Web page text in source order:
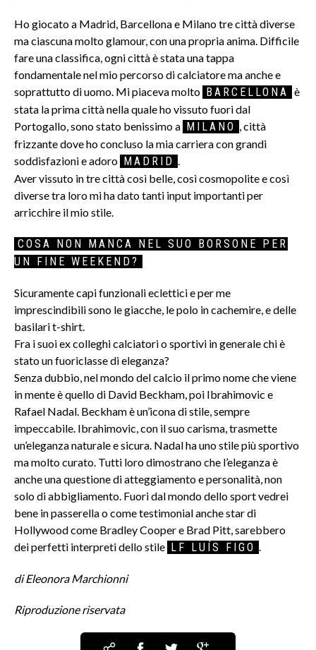
Ho giocato a Madrid, Barcellona e Milano tre città diverse
ma ciascuna molto glamour, con una propria anima. Difficile
fare una classifica, ogni città è stata una tappa
fondamentale nel mio percorso di calciatore ma anche e
soprattutto di uomo. Mi piaceva molto BARCELLONA è
stata la prima città nella quale ho vissuto fuori dal
Portogallo, sono stato benissimo a MILANO , città
frizzante dove ho concluso la mia carriera con grandi
soddisfazioni e adoro MADRID .
Aver vissuto in tre città così belle, così cosmopolite e così
diverse tra loro mi ha dato tanti input importanti per
arricchire il mio stile.
COSA NON MANCA NEL SUO BORSONE PER
UN FINE WEEKEND?
Sicuramente capi funzionali eclettici e per me
imprescindibili sono le giacche, le polo in cachemire, e delle
basilari t-shirt.
Fra i suoi ex colleghi calciatori o sportivi in generale chi è
stato un fuoriclasse di eleganza?
Senza dubbio, nel mondo del calcio il primo nome che viene
in mente è quello di David Beckham, poi Ibrahimovic e
Rafael Nadal. Beckham è un’icona di stile, sempre
impeccabile. Ibrahimovic, con il suo carisma, trasmette
un’eleganza naturale e sicura. Nadal ha uno stile più sportivo
ma molto curato. Tutti loro dimostrano che l’eleganza è
anche una questione di atteggiamento e personalità, non
solo di abbigliamento. Fuori dal mondo dello sport vedrei
bene in passerella o come testimonial anche star di
Hollywood come Bradley Cooper e Brad Pitt, sarebbero
dei perfetti interpreti dello stile LF LUÍS FIGO .
di Eleonora Marchionni
Riproduzione riservata